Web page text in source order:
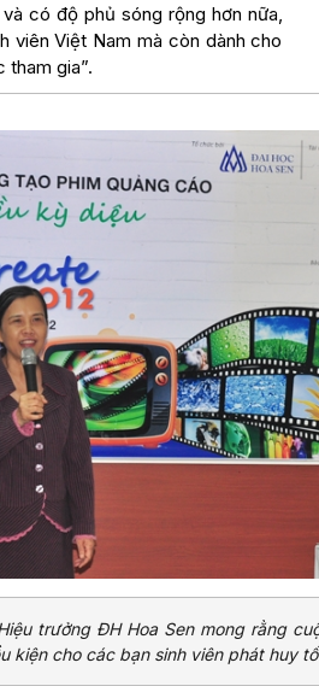
có độ phủ sóng rộng hơn nữa,
viên Việt Nam mà còn dành cho
tham gia”.
trưởng ĐH Hoa Sen mong rằng
kiện cho các bạn sinh viên phát huy